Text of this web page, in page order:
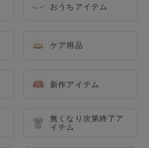
おうちアイテム
ケア用品
新作アイテム
無くなり次第終了ア
イテム